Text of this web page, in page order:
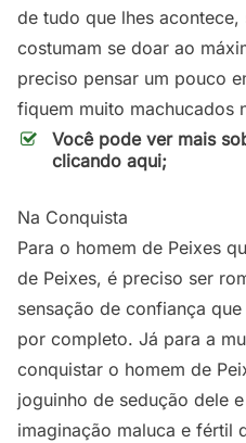
de tudo que lhes
costumam se doar ao
preciso pensar um pouco
fiquem muito machucados
Você pode ver mais
clicando aqui;
Na Conquista
Para o homem de Peixes
de Peixes, é preciso ser
sensação de confiança
por completo. Já para a
conquistar o homem de
joguinho de sedução dele
imaginação maluca e fértil